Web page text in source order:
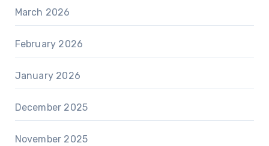
March 2026
February 2026
January 2026
December 2025
November 2025